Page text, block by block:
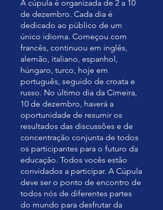
A cúpula é organizada de 2 a 10
de dezembro. Cada dia é
dedicado ao público de um
único idioma. Começou com
francês, continuou em inglês,
alemão, italiano, espanhol,
húngaro, turco, hoje em
português, seguido de croata e
russo. No último dia da Cimeira,
10 de dezembro, haverá a
oportunidade de resumir os
resultados das discussões e de
concentração conjunta de todos
os participantes para o futuro da
educação. Todos vocês estão
convidados a participar. A Cúpula
deve ser o ponto de encontro de
todos nós de diferentes partes
do mundo para desfrutar da